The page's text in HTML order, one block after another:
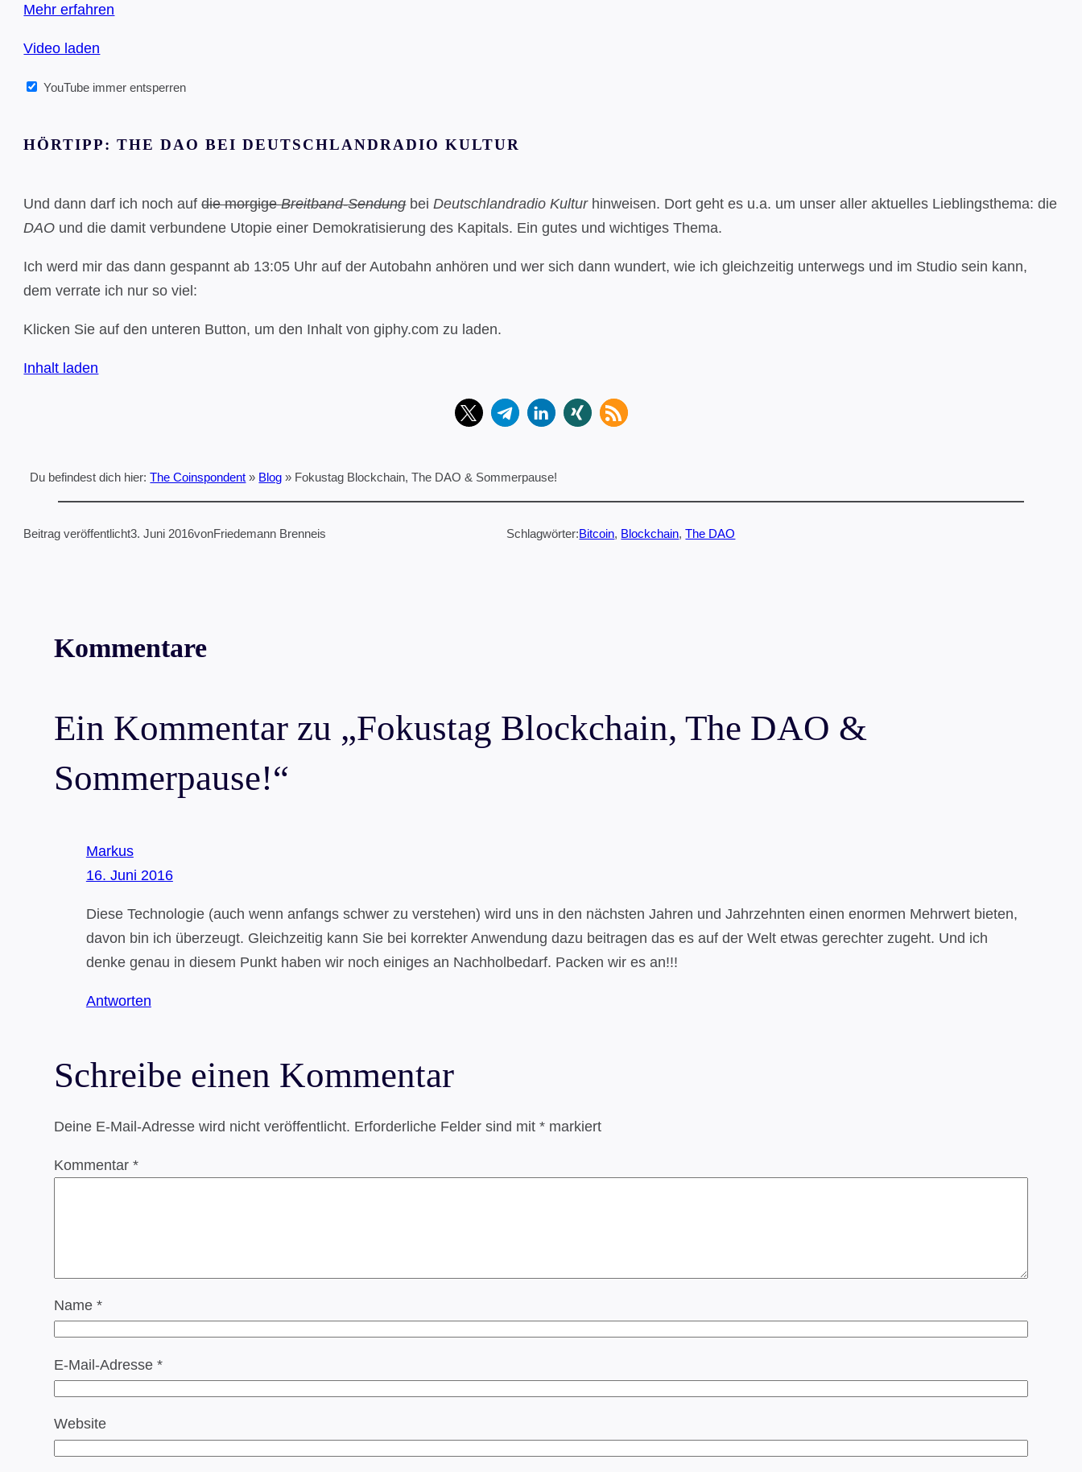
Mehr erfahren
Video laden
YouTube immer entsperren
HÖRTIPP: THE DAO BEI DEUTSCHLANDRADIO KULTUR
Und dann darf ich noch aufdie morgigeBreitband-SendungbeiDeutschlandradio Kulturhinweisen. Dort geht es u.a. um unser aller aktuelles Lieblingsthema: die
DAO und die damit verbundene Utopie einer Demokratisierung des Kapitals. Ein gutes und wichtiges Thema.
Ich werd mir das dann gespannt ab 13:05 Uhr auf der Autobahn anhören und wer sich dann wundert, wie ich gleichzeitig unterwegs und im Studio sein kann,
dem verrate ich nur so viel:
Klicken Sie auf den unteren Button, um den Inhalt von giphy.com zu laden.
Inhalt laden
Du befindest dich hier: The Coinspondent » Blog » Fokustag Blockchain, The DAO & Sommerpause!
Beitrag veröffentlicht3. Juni 2016vonFriedemann Brenneis Schlagwörter:Bitcoin, Blockchain, The DAO
Kommentare
Ein Kommentar zu „Fokustag Blockchain, The DAO &
Sommerpause!“
Markus
16. Juni 2016
Diese Technologie (auch wenn anfangs schwer zu verstehen) wird uns in den nächsten Jahren und Jahrzehnten einen enormen Mehrwert bieten,
davon bin ich überzeugt. Gleichzeitig kann Sie bei korrekter Anwendung dazu beitragen das es auf der Welt etwas gerechter zugeht. Und ich
denke genau in diesem Punkt haben wir noch einiges an Nachholbedarf. Packen wir es an!!!
Antworten
Schreibe einen Kommentar
Deine E-Mail-Adresse wird nicht veröffentlicht. Erforderliche Felder sind mit *markiert
Kommentar *
Name *
E-Mail-Adresse *
Website